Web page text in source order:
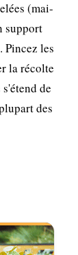
(mai-
support
Pincez les
la récolte
de
des